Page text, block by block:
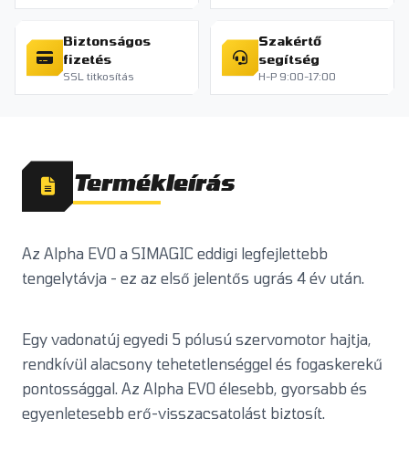
Biztonságos
fizetés
SSL titkosítás
Szakértő
segítség
H-P 9:00-17:00
Termékleírás
Az Alpha EVO a SIMAGIC eddigi legfejlettebb
tengelytávja - ez az első jelentős ugrás 4 év után.
Egy vadonatúj egyedi 5 pólusú szervomotor hajtja,
rendkívül alacsony tehetetlenséggel és fogaskerekű
pontossággal. Az Alpha EVO élesebb, gyorsabb és
egyenletesebb erő-visszacsatolást biztosít.